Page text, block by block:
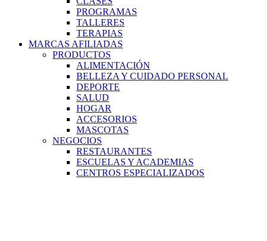
PROGRAMAS
TALLERES
TERAPIAS
MARCAS AFILIADAS
PRODUCTOS
ALIMENTACIÓN
BELLEZA Y CUIDADO PERSONAL
DEPORTE
SALUD
HOGAR
ACCESORIOS
MASCOTAS
NEGOCIOS
RESTAURANTES
ESCUELAS Y ACADEMIAS
CENTROS ESPECIALIZADOS